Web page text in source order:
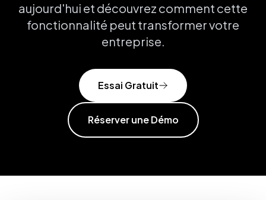
aujourd'hui et découvrez comment cette
fonctionnalité peut transformer votre
entreprise.
Essai Gratuit
Réserver une Démo